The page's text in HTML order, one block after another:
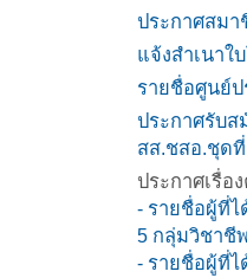
ประกาศสมา
แจ้งสำเนาใ
รายชื่อศูนย์ป
ประกาศรับส
สส.ชสอ.ชุด
ประกาศเรื่อ
- รายชื่อผู้ที่ไ
5 กลุ่มวิชาชี
- รายชื่อผู้ที่ไ